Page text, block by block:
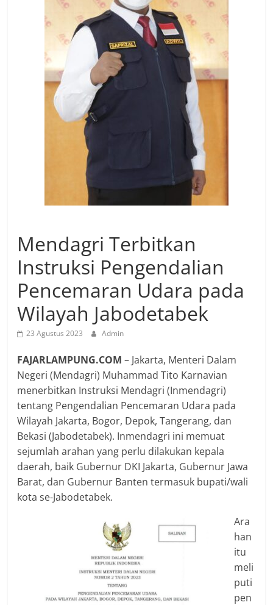
Mendagri Terbitkan
Instruksi Pengendalian
Pencemaran Udara pada
Wilayah Jabodetabek
23 Agustus 2023 Admin
FAJARLAMPUNG.COM– Jakarta, Menteri Dalam
Negeri (Mendagri) Muhammad Tito Karnavian
menerbitkan Instruksi Mendagri (Inmendagri)
tentang Pengendalian Pencemaran Udara pada
Wilayah Jakarta, Bogor, Depok, Tangerang, dan
Bekasi (Jabodetabek). Inmendagri ini memuat
sejumlah arahan yang perlu dilakukan kepala
daerah, baik Gubernur DKI Jakarta, Gubernur Jawa
Barat, dan Gubernur Banten termasuk bupati/wali
kota se-Jabodetabek.
Ara
han
itu
meli
puti
pen